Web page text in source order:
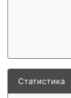
Статистика